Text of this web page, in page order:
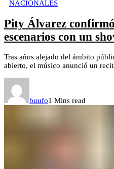
NACIONALES
Pity Álvarez
escenarios con un
Tras años alejado del ámbito
abierto, el músico anunció un
buufo1 Mins read